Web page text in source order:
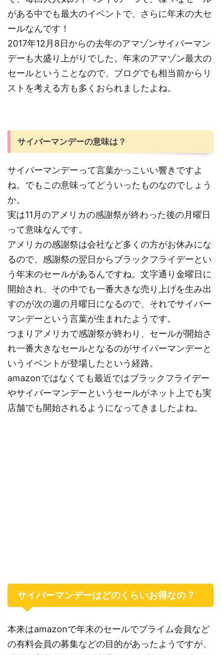
がある中でも最大のイベントで、さらに年末の大セ
ールなんです！
2017年12月8日からの去年のアマゾンサイバーマン
デーも大盛り上がりでした。年末のアマゾン最大の
セールということなので、ブログでも相当前からリ
ストを考える方も多くおられましたよね。
サイバーマンデーの意味は？
サイバーマンデーって言葉かっこいい響きですよ
ね。でもこの意味ってどういったものなのでしょう
か。
実は11月のアメリカの感謝祭が終わった後の月曜日
って意味なんです。
アメリカの感謝祭は会社など多くの方がお休みにな
るので、感謝祭の翌日からブラックフライデーとい
う年末のセールがあるんですね。文字通り金曜日に
開始され、その中でも一番大きな売り上げを生み出
すのが次の週の月曜日になるので、それでサイバー
マンデーという言葉が生まれたようです。
つまりアメリカで感謝祭が終わり、セールが開始さ
れ一番大きなセールとなるのがサイバーマンデーと
いうイベントが登場したという経路。
amazonではなくても最近ではブラックフライデー
やサイバーマンデーというセールがネット上でも実
店舗でも開始されるようになってきましたよね。
サイバーマンデーはどのくらいお得なの？
本来はamazonで年末のセールでプライム会員など
の有料会員の募集などの目的があったようですが、